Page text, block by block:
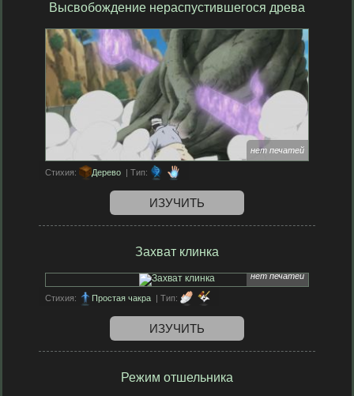
Высвобождение нераспустившегося древа
нет печатей
Стихия: Дерево | Тип:
ИЗУЧИТЬ
Захват клинка
нет печатей
Стихия: Простая чакра | Тип:
ИЗУЧИТЬ
Режим отшельника